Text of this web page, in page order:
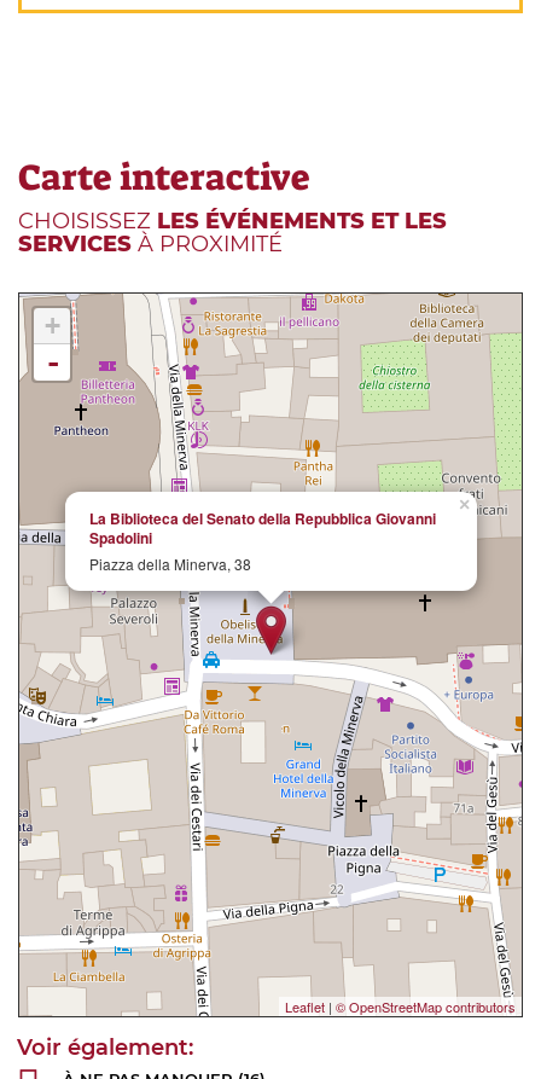
Carte interactive
CHOISISSEZ LES ÉVÉNEMENTS ET LES
SERVICES À PROXIMITÉ
×
La Biblioteca del Senato della Repubblica Giovanni
Spadolini
Piazza della Minerva, 38
+
-
Leaflet | © OpenStreetMap contributors